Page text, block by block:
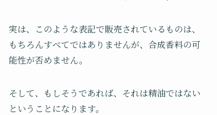
実は、このような表記で販売されているものは、
もちろんすべてではありませんが、合成香料の可
能性が否めません。
そして、もしそうであれば、それは精油ではない
ということになります。